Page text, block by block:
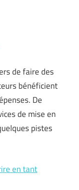
de faire des
bénéficient
De
de mise en
pistes
en tant